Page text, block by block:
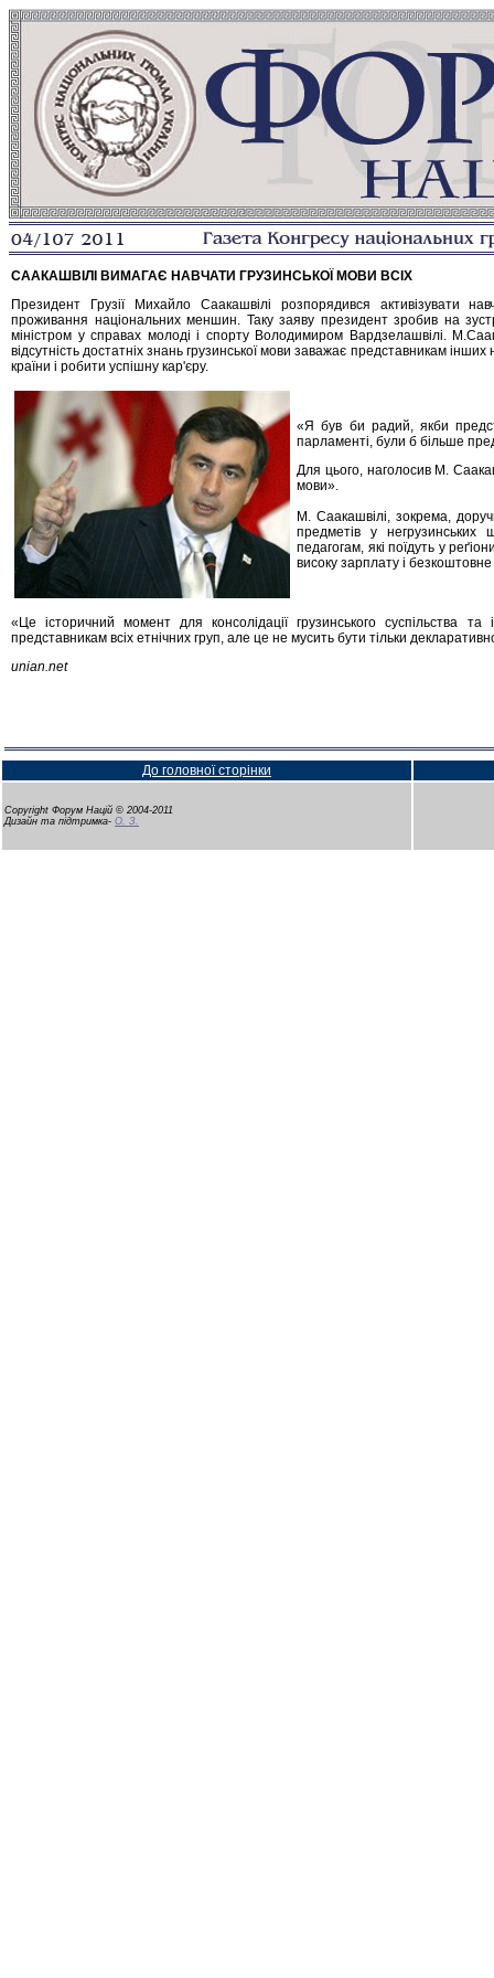
СААКАШВІЛІ ВИМАГАЄ НАВЧАТИ ГРУЗИНСЬКОЇ МОВИ ВСІХ
Президент Грузії Михайло Саакашвілі розпорядився активізувати
проживання національних меншин. Таку заяву президент зробив на
міністром у справах молоді і спорту Володимиром Вардзелашвілі.
відсутність достатніх знань грузинської мови заважає представникам
країни і робити успішну кар'єру.
«Я був би радий, якби
парламенті, були б більше
Для цього, наголосив М.
мови».
М. Саакашвілі, зокрема,
предметів у негрузинських
педагогам, які поїдуть у
високу зарплату і
«Це історичний момент для консолідації грузинського суспільства
представникам всіх етнічних груп, але це не мусить бути тільки
unian.net
До головної сторінки
Copyright Форум Націй © 2004-2011
Дизайн та підтримка- О. З.